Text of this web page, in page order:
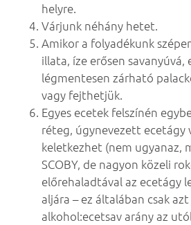
helyre.
Várjunk néhány hetet.
Amikor a folyadékunk
illata, íze erősen savanyúvá,
légmentesen zárható
vagy fejthetjük.
Egyes ecetek felszínén
réteg, úgynevezett ecetágy
keletkezhet (nem ugyanaz,
SCOBY, de nagyon közeli
előrehaladtával az ecetágy
aljára – ez általában csak
alkohol:ecetsav arány az